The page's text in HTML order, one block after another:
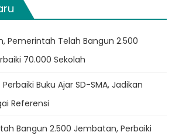
Pemerintah Telah Bangun 2.500
70.000 Sekolah
Buku Ajar SD-SMA, Jadikan
Referensi
Bangun 2.500 Jembatan, Perbaiki